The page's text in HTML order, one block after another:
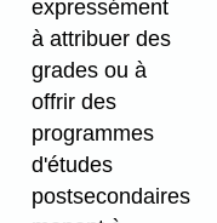
expressément
à attribuer des
grades ou à
offrir des
programmes
d'études
postsecondaires